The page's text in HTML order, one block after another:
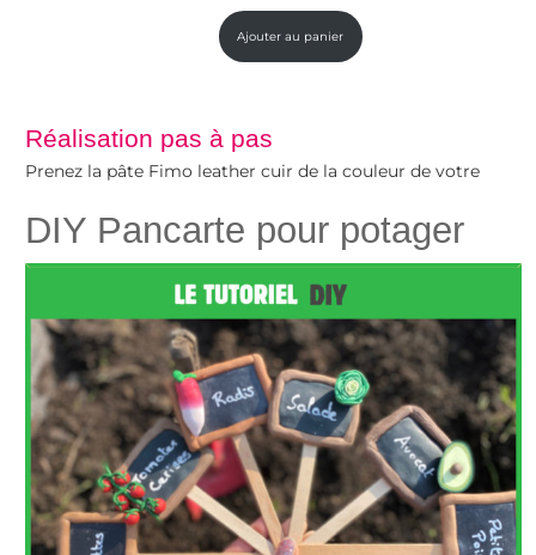
Ajouter au panier
Réalisation pas à pas
Prenez la pâte Fimo leather cuir de la couleur de votre
du rose baie et du bleu lagon. Etalez la pâte à l’aide d’un
rouleau ou d’une machine à pâte. Réalisez un gabarit en
papier de 15cm sur 1cm
DIY Pancarte pour potager